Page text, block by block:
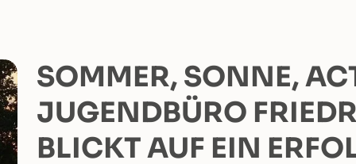
SOMMER, SONNE,
JUGENDBÜRO
BLICKT AUF EIN